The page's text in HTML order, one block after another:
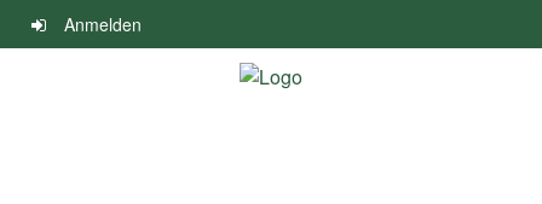
Navigation
überspringen
Anmelden